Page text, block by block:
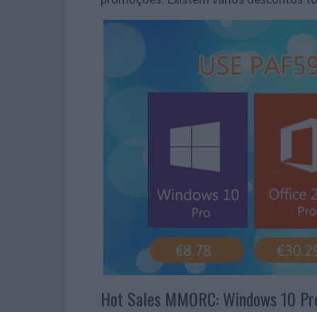
Hot Sales MMORC: Windows 10